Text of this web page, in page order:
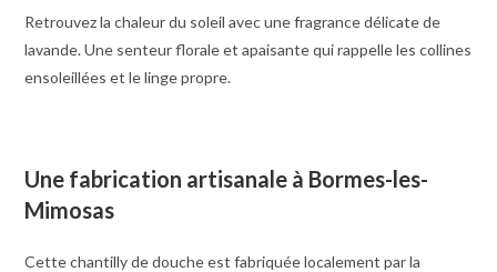
Retrouvez la chaleur du soleil avec une fragrance délicate de
lavande. Une senteur florale et apaisante qui rappelle les collines
ensoleillées et le linge propre.
Une fabrication artisanale à Bormes-les-
Mimosas
Cette chantilly de douche est fabriquée localement par la